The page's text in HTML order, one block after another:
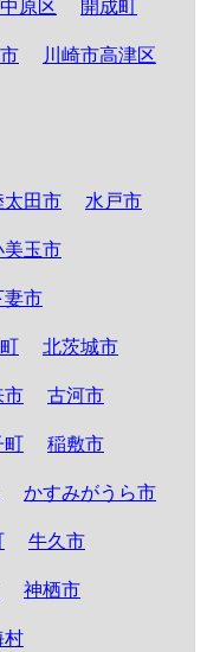
原区 開成町
川崎市高津区
太田市 水戸市
美玉市
妻市
北茨城市
市 古河市
町 稲敷市
かすみがうら市
牛久市
神栖市
村